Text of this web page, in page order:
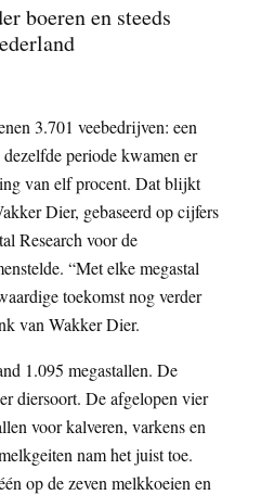
boeren en steeds
3.701 veebedrijven: een
periode kwamen er
van elf procent. Dat blijkt
Dier, gebaseerd op cijfers
Research voor de
“Met elke megastal
toekomst nog verder
van Wakker Dier.
1.095 megastallen. De
diersoort. De afgelopen vier
voor kalveren, varkens en
nam het juist toe.
op de zeven melkkoeien en